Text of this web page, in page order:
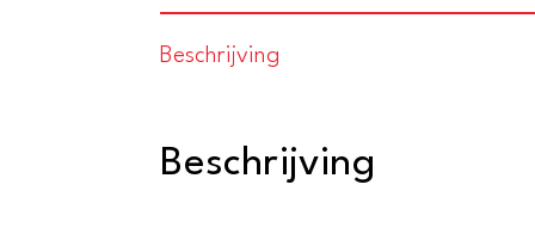
Beschrijving
Beschrijving